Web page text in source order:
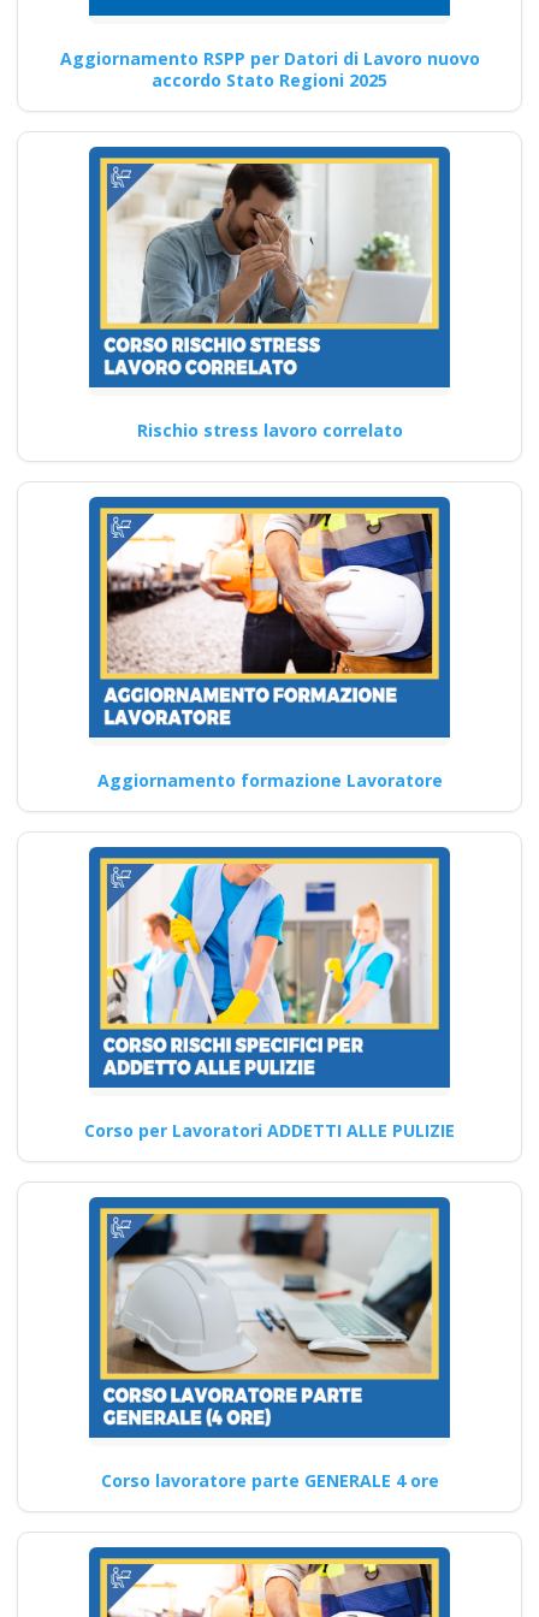
Corso di Igiene e
Sicurezza per
Lavoratori del
Settore Assistenza
corso formatore rspp
datore lavoratori
rischio basso medio
alto
formatore…
Continua
Un'analisi
approfondita del
qualificazione
rspp e datori di
lavoro secondo
l'accordo stato-
regioni 2025 Corso
Datore di Lavoro
Modulo Aggiuntivo
Cantieri Edili 6 ore
lavoro: competenze e
certificazioni professionali
garantite…
Continua
Nuovi corsi per la
sicurezza sul lavoro
aziendale: linee
guida e normative
attuali Nuovo
accordo stato
regioni 2025 corso
dipendenti in lingua
Aggiornamento RSPP per Datori di Lavoro nuovo
accordo Stato Regioni 2025
Rischio stress lavoro correlato
Aggiornamento formazione Lavoratore
Corso per Lavoratori ADDETTI ALLE PULIZIE
Corso lavoratore parte GENERALE 4 ore